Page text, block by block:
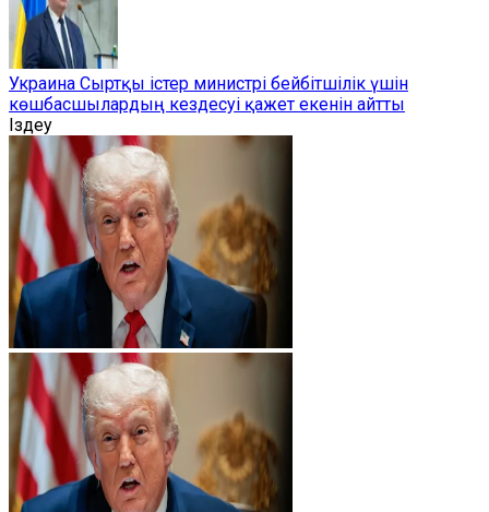
Украина Сыртқы істер министрі бейбітшілік үшін
көшбасшылардың кездесуі қажет екенін айтты
Іздеу